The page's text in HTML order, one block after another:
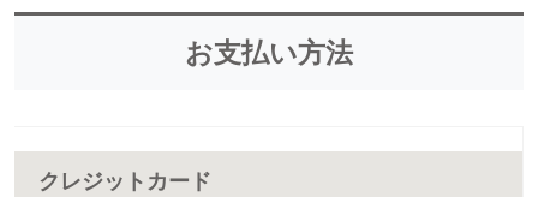
お支払い方法
クレジットカード